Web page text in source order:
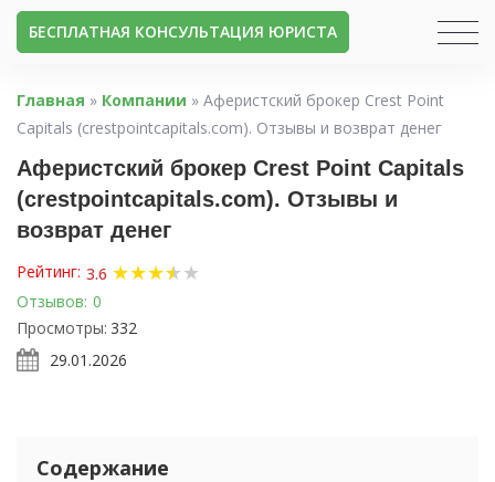
БЕСПЛАТНАЯ КОНСУЛЬТАЦИЯ ЮРИСТА
Главная » Компании » Аферистский брокер Crest Point
Capitals (crestpointcapitals.com). Отзывы и возврат денег
Аферистский брокер Crest Point Capitals
(crestpointcapitals.com). Отзывы и
возврат денег
Рейтинг: 3.6 ★★★★
★★
Отзывов: 0
Просмотры: 332
29.01.2026
Содержание